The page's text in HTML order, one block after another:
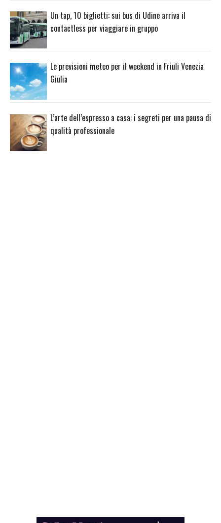
Un tap, 10 biglietti: sui bus di Udine arriva il
contactless per viaggiare in gruppo
Le previsioni meteo per il weekend in Friuli Venezia
Giulia
L’arte dell’espresso a casa: i segreti per una pausa di
qualità professionale